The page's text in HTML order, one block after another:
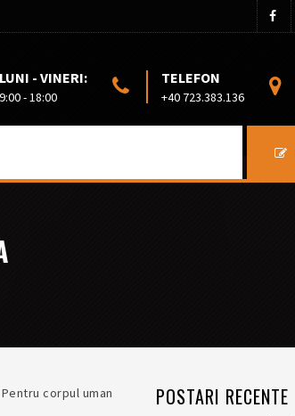
LUNI - VINERI:
9:00 - 18:00
TELEFON
+40 723.383.136
corpul uman
POSTARI RECENTE